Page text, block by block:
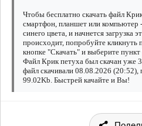
Чтобы бесплатно скачать файл
смартфон, планшет или компьютер
синего цвета, и начнется загрузка
происходит, попробуйте
кнопке "Скачать" и выберите
Файл Крик петуха был скачан уже
файл скачивали 08.08.2026 (20:52),
99.02Kb. Быстрей качайте и Вы!